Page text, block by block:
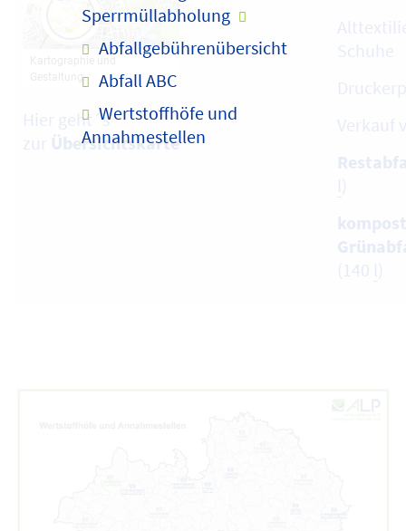
Sperrmüllabholung
Abfallgebührenübersicht
Abfall ABC
Wertstoffhöfe und
Annahmestellen
Hier geht´s
zur Übersichtskarte
Schuhe
Verkauf
l)
(140 l)